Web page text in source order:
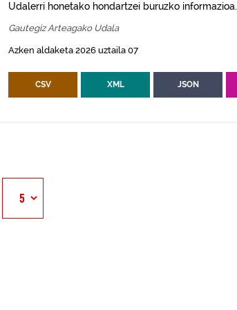
Udalerri honetako hondartzei buruzko informazioa.
Gautegiz Arteagako Udala
Azken aldaketa 2026 uztaila 07
CSV XML JSON